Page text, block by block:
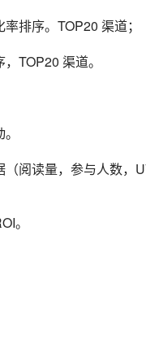
率排序。TOP20 渠道；
TOP20 渠道。
（阅读量，参与人数，
。